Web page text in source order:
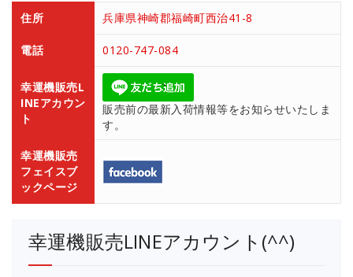
住所
兵庫県神崎郡福崎町西治41-8
電話 0120-747-084
幸運機販売L
INEアカウン
ト
販売前の最新入荷情報等をお知らせいたしま
す。
幸運機販売
フェイスブ
ックページ
幸運機販売LINEアカウント(^^)